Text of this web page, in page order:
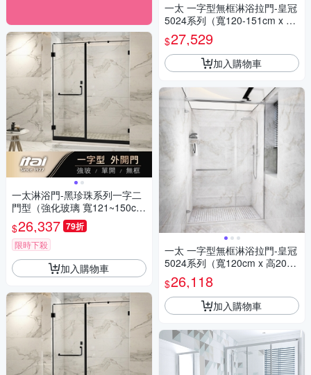
一太淋浴門-黑珍珠系列一字二
門型（強化玻璃 寬121~150cm
x 高200cm範圍以內）
$26,337 79折
限時下殺
加入購物車
一太 一字型無框淋浴拉門-皇冠
5024系列（寬120-151cm x 高
200cm）
$27,529
加入購物車
一太 一字型無框淋浴拉門-皇冠
5024系列（寬120cm x 高200c
m範圍內）
$26,118
加入購物車